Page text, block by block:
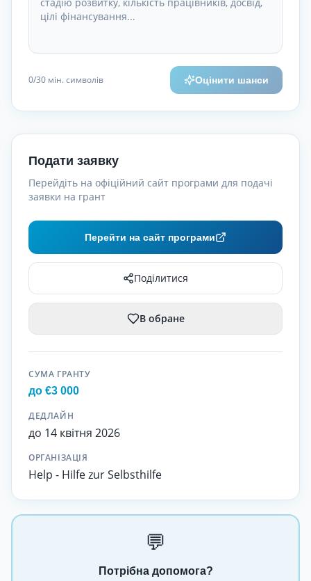
0/30 мін. символів Оцінити шанси
Подати заявку
Перейдіть на офіційний сайт програми для подачі
заявки на грант
Перейти на сайт програми
Поділитися
В обране
СУМА ГРАНТУ
до €3 000
ДЕДЛАЙН
до 14 квітня 2026
ОРГАНІЗАЦІЯ
Help - Hilfe zur Selbsthilfe
💬
Потрібна допомога?